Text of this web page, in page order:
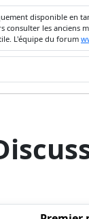
disponible en
les anciens
L'équipe du forum